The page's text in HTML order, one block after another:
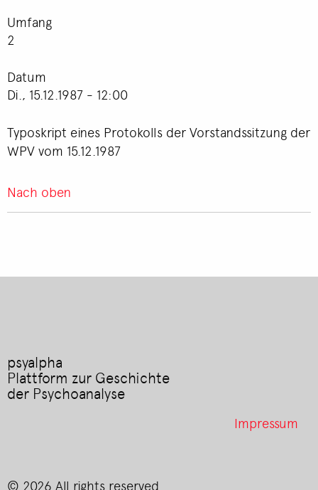
Umfang
2
Datum
Di., 15.12.1987 - 12:00
Typoskript eines Protokolls der Vorstandssitzung der
WPV vom 15.12.1987
Nach oben
psyalpha
Plattform zur Geschichte
der Psychoanalyse
Impressum
© 2026 All rights reserved.